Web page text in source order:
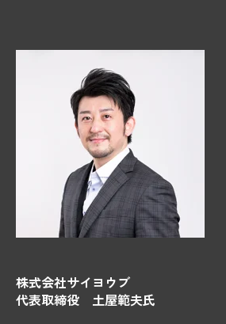
株式会社サイヨウブ
代表取締役 土屋範夫氏